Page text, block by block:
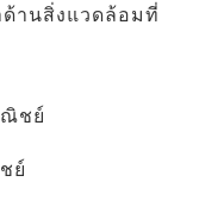
านสิ่งแวดล้อมที่
ย์